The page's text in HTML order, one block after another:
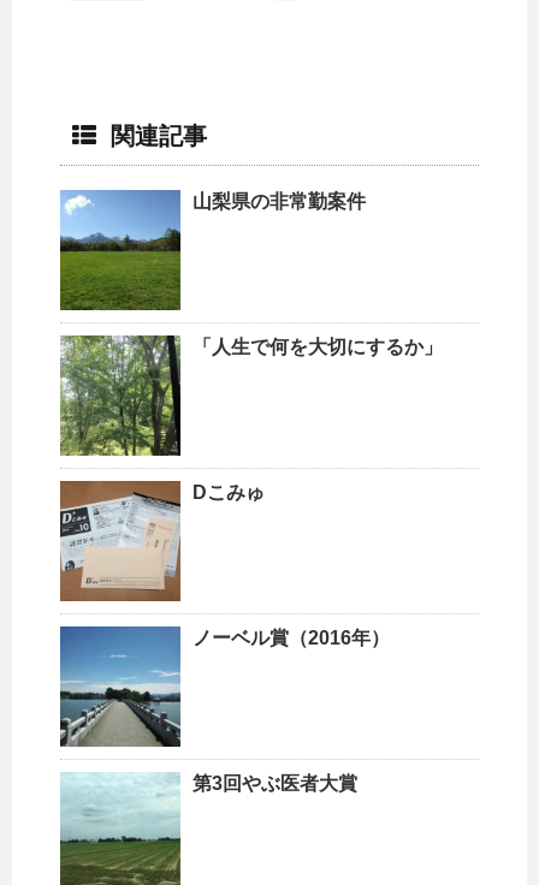
関連記事
山梨県の非常勤案件
「人生で何を大切にするか」
Dこみゅ
ノーベル賞（2016年）
第3回やぶ医者大賞